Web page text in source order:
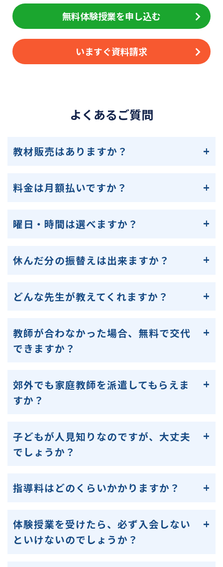
無料体験授業を申し込む
いますぐ資料請求
よくあるご質問
教材販売はありますか？
料金は月額払いですか？
曜日・時間は選べますか？
休んだ分の振替えは出来ますか？
どんな先生が教えてくれますか？
教師が合わなかった場合、無料で交代
できますか？
郊外でも家庭教師を派遣してもらえま
すか？
子どもが人見知りなのですが、大丈夫
でしょうか？
指導料はどのくらいかかりますか？
体験授業を受けたら、必ず入会しない
といけないのでしょうか？